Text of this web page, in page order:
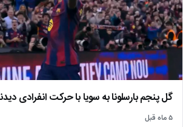
گل پنجم بارسلونا به سویا با حرکت انفرادی
۵ ماه قبل